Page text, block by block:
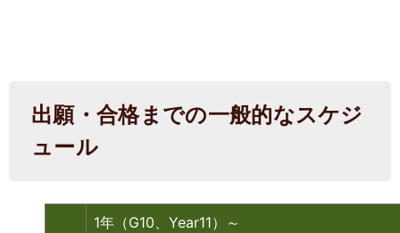
出願・合格までの一般的なスケジ
ュール
1年（G10、Year11）～